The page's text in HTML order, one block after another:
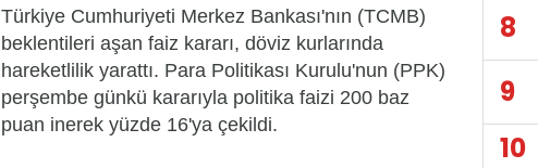
Türkiye Cumhuriyeti Merkez Bankası'nın (TCMB)
beklentileri aşan faiz kararı, döviz kurlarında
hareketlilik yarattı. Para Politikası Kurulu'nun (PPK)
perşembe günkü kararıyla politika faizi 200 baz
puan inerek yüzde 16'ya çekildi.
8
9
10